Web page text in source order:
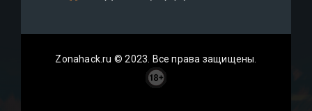
Zonahack.ru © 2023. Все права защищены.